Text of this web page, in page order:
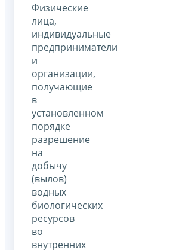
Физические
лица,
индивидуальные
предприниматели
и
организации,
получающие
в
установленном
порядке
разрешение
на
добычу
(вылов)
водных
биологических
ресурсов
во
внутренних